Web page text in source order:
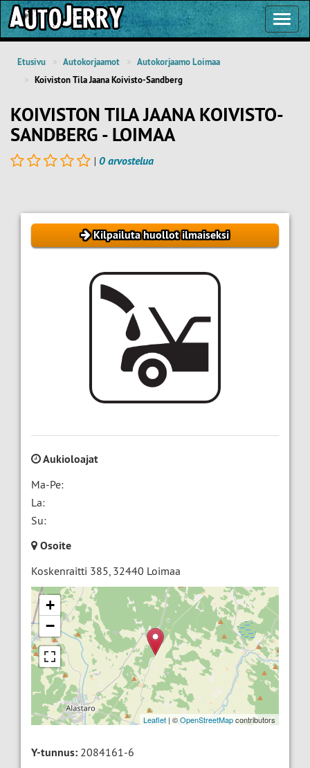
Etusivu Autokorjaamot
Autokorjaamo Loimaa
Koiviston Tila Jaana Koivisto-Sandberg
KOIVISTON TILA JAANA KOIVISTO-
SANDBERG - LOIMAA
| 0 arvostelua
Kilpailuta huollot ilmaiseksi
Aukioloajat
Ma-Pe:
La:
Su:
Osoite
Koskenraitti 385, 32440 Loimaa
+
−
Leaflet | ©OpenStreetMapcontributors
Y-tunnus: 2084161-6